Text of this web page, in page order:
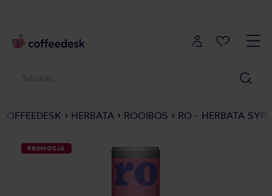
COFFEEDESK HERBATA ROOIBOS RO - HERBATA
PROMOCJA